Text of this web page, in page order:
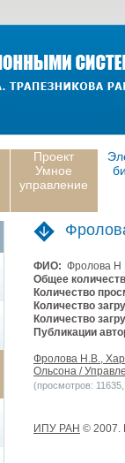
Проект
Умное
управление
ФИО: Фролова Н
Общее
Количество
Количество
Количество
Публикации
Фролова Н.В.,
Ольсона /
(просмотров:
ИПУ РАН © 2007.